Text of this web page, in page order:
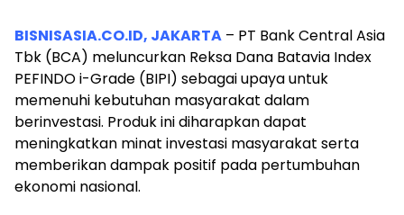
BISNISASIA.CO.ID, JAKARTA – PT Bank Central Asia
Tbk (BCA) meluncurkan Reksa Dana Batavia Index
PEFINDO i-Grade (BIPI) sebagai upaya untuk
memenuhi kebutuhan masyarakat dalam
berinvestasi. Produk ini diharapkan dapat
meningkatkan minat investasi masyarakat serta
memberikan dampak positif pada pertumbuhan
ekonomi nasional.